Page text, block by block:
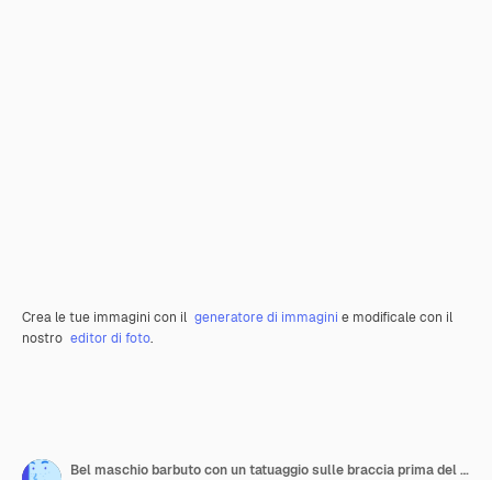
Crea le tue immagini con il generatore di immagini e modificale con il
nostro editor di foto.
Bel maschio barbuto con un tatuaggio sulle braccia prima del lavaggio dei capelli in un salone di parrucchiere.